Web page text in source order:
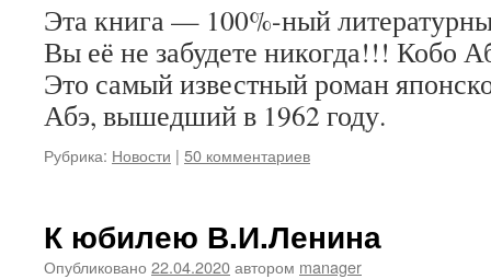
Эта книга — 100%-ный
Вы её не забудете никогда!!! Кобо
Это самый известный роман
Абэ, вышедший в 1962 году.
Рубрика: Новости | 50 комментариев
К юбилею В.И.Ленина
Опубликовано 22.04.2020автором manager